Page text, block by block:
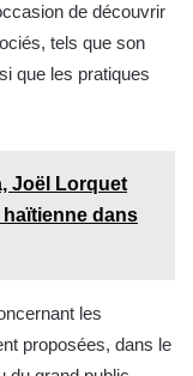
de découvrir
tels que son
que les pratiques
Joël Lorquet
dans
les
proposées, dans le